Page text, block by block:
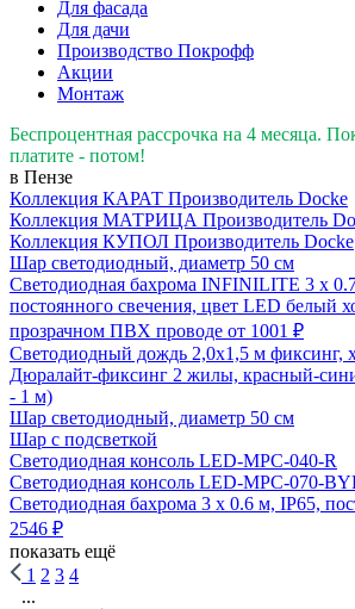
Для фасада
Для дачи
Производство Покрофф
Акции
Монтаж
Беспроцентная рассрочка на 4 месяца.
платите - потом!
в Пензе
Коллекция КАРАТ Производитель Docke
Коллекция МАТРИЦА Производитель
Коллекция КУПОЛ Производитель Docke
Шар светодиодный, диаметр 50 см
Светодиодная бахрома INFINILITE 3 x
постоянного свечения, цвет LED белый
прозрачном ПВХ проводе от 1001 ₽
Светодиодный дождь 2,0х1,5 м фиксинг,
Дюралайт-фиксинг 2 жилы, красный-
- 1 м)
Шар светодиодный, диаметр 50 см
Шар с подсветкой
Светодиодная консоль LED-MPC-040-R
Светодиодная консоль LED-MPC-070-
Светодиодная бахрома 3 x 0.6 м, IP65,
2546 ₽
показать ещё
1 2 3 4
...